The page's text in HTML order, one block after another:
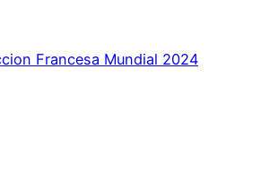
Francesa Mundial 2024